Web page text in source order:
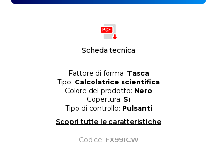
Scheda tecnica
Fattore di forma: Tasca
Tipo: Calcolatrice scientifica
Colore del prodotto: Nero
Copertura: Sì
Tipo di controllo: Pulsanti
Scopri tutte le caratteristiche
Codice: FX991CW